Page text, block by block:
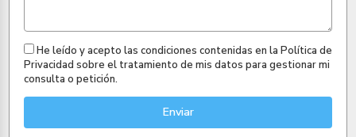
He leído y acepto las condiciones contenidas en la Política de
Privacidad sobre el tratamiento de mis datos para gestionar mi
consulta o petición.
Enviar